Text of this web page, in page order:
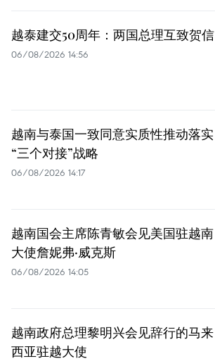
越泰建交50周年：两国总理互致贺信
06/08/2026 14:56
越南与泰国一致同意实质性推动落实
“三个对接”战略
06/08/2026 14:17
越南国会主席陈青敏会见美国驻越南
大使詹妮弗·威克斯
06/08/2026 14:05
越南政府总理黎明兴会见辞行的马来
西亚驻越大使